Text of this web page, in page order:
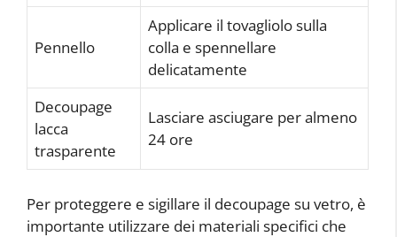
Pennello
Applicare il tovagliolo sulla
colla e spennellare
delicatamente
Decoupage
lacca
trasparente
Lasciare asciugare per almeno
24 ore
Per proteggere e sigillare il decoupage su vetro, è
importante utilizzare dei materiali specifici che